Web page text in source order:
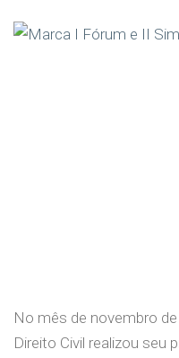
No mês de novembro
Direito Civil realizou seu